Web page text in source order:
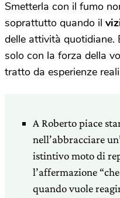
Smetterla con il fumo
soprattutto quando il
delle attività quotidiane.
solo con la forza della
tratto da esperienze
A Roberto piace
nell’abbracciare
istintivo moto di
l’affermazione
quandovuole